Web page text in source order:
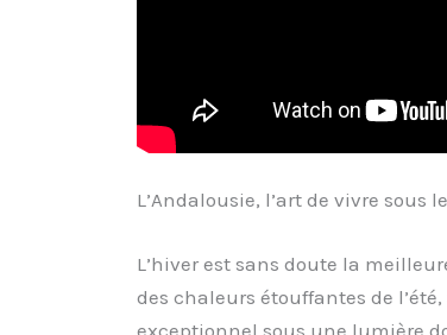
L’Andalousie, l’art de vivre sous
L’hiver est sans doute la
des chaleurs étouffantes de
exceptionnel sous une lumière